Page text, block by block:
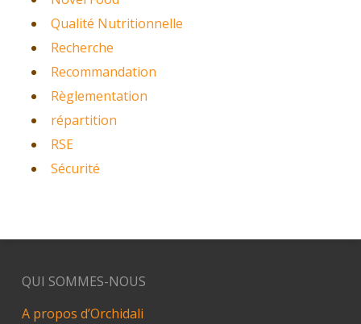
Qualité Nutritionnelle
Recherche
Recommandation
Règlementation
répartition
RSE
Sécurité
QUI SOMMES-NOUS
A propos d’Orchidali